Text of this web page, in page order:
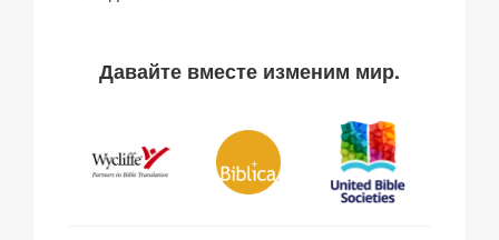
Давайте вместе изменим мир.